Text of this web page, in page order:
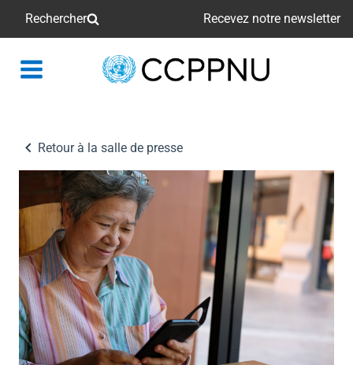
Rechercher Recevez notre newsletter
retour
Retour à la salle de presse